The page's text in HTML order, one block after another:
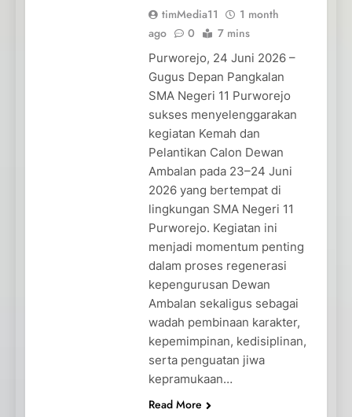
timMedia11
1 month
ago
0 7 mins
Purworejo, 24 Juni 2026 –
Gugus Depan Pangkalan
SMA Negeri 11 Purworejo
sukses menyelenggarakan
kegiatan Kemah dan
Pelantikan Calon Dewan
Ambalan pada 23–24 Juni
2026 yang bertempat di
lingkungan SMA Negeri 11
Purworejo. Kegiatan ini
menjadi momentum penting
dalam proses regenerasi
kepengurusan Dewan
Ambalan sekaligus sebagai
wadah pembinaan karakter,
kepemimpinan, kedisiplinan,
serta penguatan jiwa
kepramukaan…
Read More